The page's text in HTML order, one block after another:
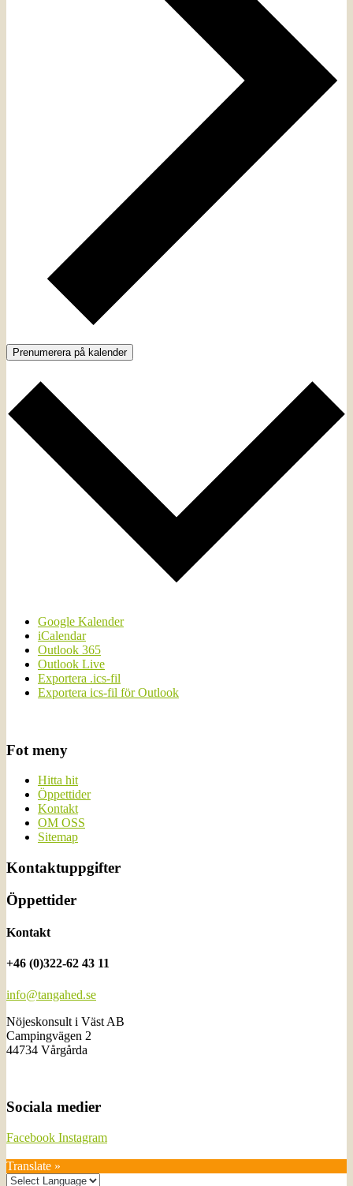
Prenumerera på kalender
Google Kalender
iCalendar
Outlook 365
Outlook Live
Exportera .ics-fil
Exportera ics-fil för Outlook
Fot meny
Hitta hit
Öppettider
Kontakt
OM OSS
Sitemap
Kontaktuppgifter
Öppettider
Kontakt
+46 (0)322-62 43 11
info@tangahed.se
Nöjeskonsult i Väst AB
Campingvägen 2
44734 Vårgårda
Sociala medier
Facebook Instagram
Translate »